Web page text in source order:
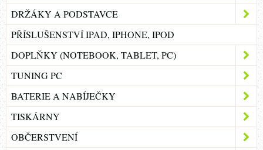
DRŽÁKY A PODSTAVCE
PŘÍSLUŠENSTVÍ IPAD, IPHONE, IPOD
DOPLŇKY (NOTEBOOK, TABLET, PC)
TUNING PC
BATERIE A NABÍJEČKY
TISKÁRNY
OBČERSTVENÍ